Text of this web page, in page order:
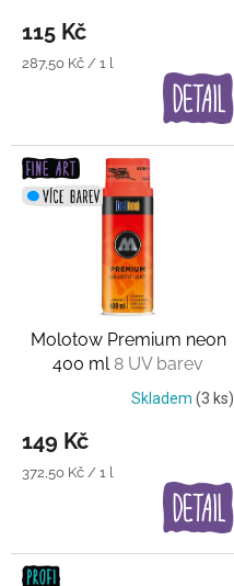
ů115 Kč
Měrná
287,50 Kč / 1 l
Molotow Premium neon
400 ml 8 UV barev
Skladem (3 ks)
149 Kč
Měrná
372,50 Kč / 1 l